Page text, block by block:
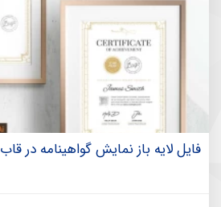
فایل لایه باز نمایش گواهینامه در قاب